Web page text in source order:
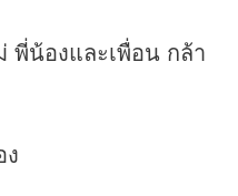
พี่น้องและเพื่อน กล้า